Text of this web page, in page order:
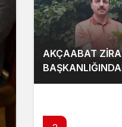
AKÇAABAT
ÜRETİCİLERİNE